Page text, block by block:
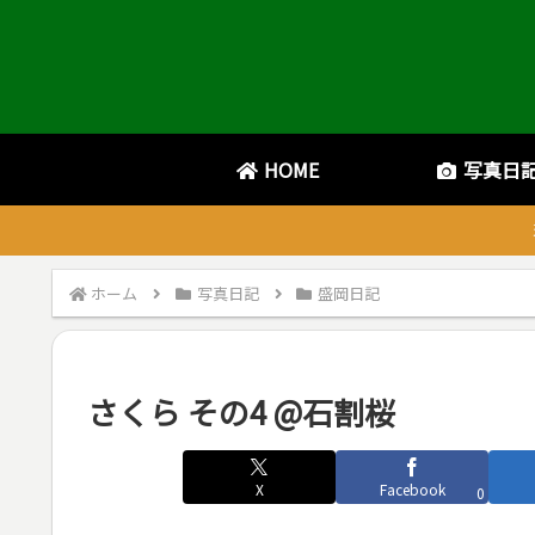
HOME 写真日
ホーム 写真日記 盛岡日記
さくら その4 @石割桜
X Facebook 0